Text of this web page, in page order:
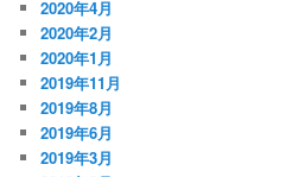
2020年4月
2020年2月
2020年1月
2019年11月
2019年8月
2019年6月
2019年3月